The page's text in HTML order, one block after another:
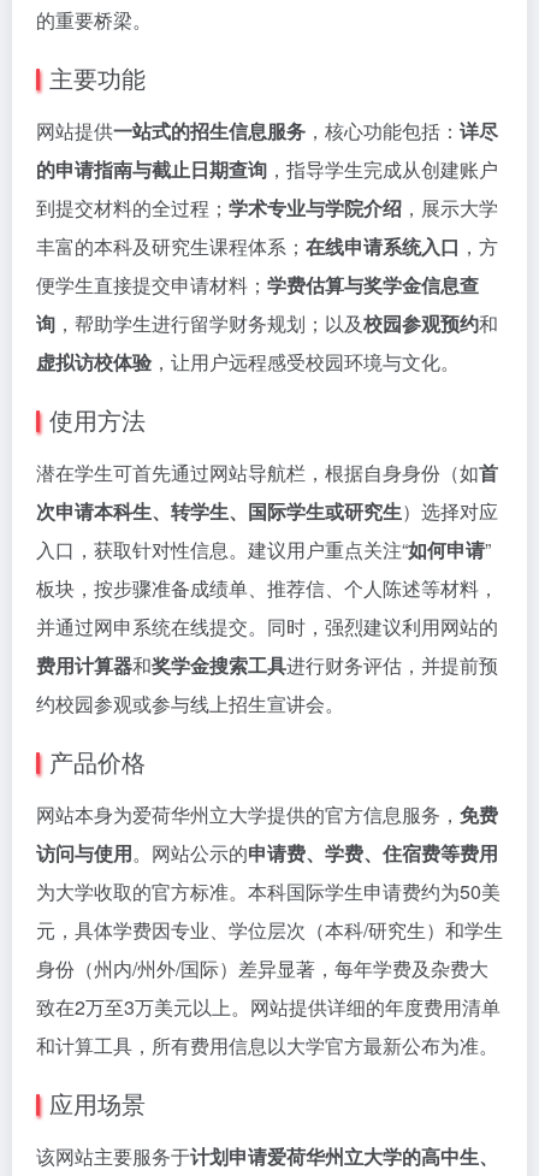
的重要桥梁。
主要功能
网站提供一站式的招生信息服务 ，核心功能包括： 详尽
的申请指南与截止日期查询 ，指导学生完成从创建账户
到提交材料的全过程； 学术专业与学院介绍 ，展示大学
丰富的本科及研究生课程体系； 在线申请系统入口 ，方
便学生直接提交申请材料； 学费估算与奖学金信息查
询 ，帮助学生进行留学财务规划；以及校园参观预约和
虚拟访校体验 ，让用户远程感受校园环境与文化。
使用方法
潜在学生可首先通过网站导航栏，根据自身身份（如首
次申请本科生、转学生、国际学生或研究生）选择对应
入口，获取针对性信息。建议用户重点关注“如何申请”
板块，按步骤准备成绩单、推荐信、个人陈述等材料，
并通过网申系统在线提交。同时，强烈建议利用网站的
费用计算器和奖学金搜索工具进行财务评估，并提前预
约校园参观或参与线上招生宣讲会。
产品价格
网站本身为爱荷华州立大学提供的官方信息服务， 免费
访问与使用。网站公示的申请费、学费、住宿费等费用
为大学收取的官方标准。本科国际学生申请费约为50美
元，具体学费因专业、学位层次（本科/研究生）和学生
身份（州内/州外/国际）差异显著，每年学费及杂费大
致在2万至3万美元以上。网站提供详细的年度费用清单
和计算工具，所有费用信息以大学官方最新公布为准。
应用场景
该网站主要服务于计划申请爱荷华州立大学的高中生、